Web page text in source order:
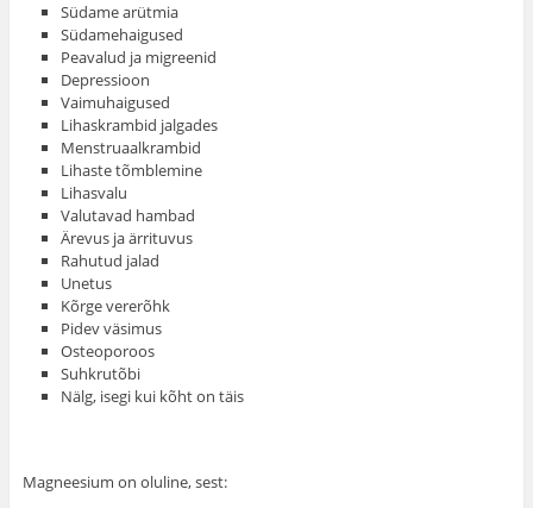
Südame arütmia
Südamehaigused
Peavalud ja migreenid
Depressioon
Vaimuhaigused
Lihaskrambid jalgades
Menstruaalkrambid
Lihaste tõmblemine
Lihasvalu
Valutavad hambad
Ärevus ja ärrituvus
Rahutud jalad
Unetus
Kõrge vererõhk
Pidev väsimus
Osteoporoos
Suhkrutõbi
Nälg, isegi kui kõht on täis
Magneesium on oluline, sest: